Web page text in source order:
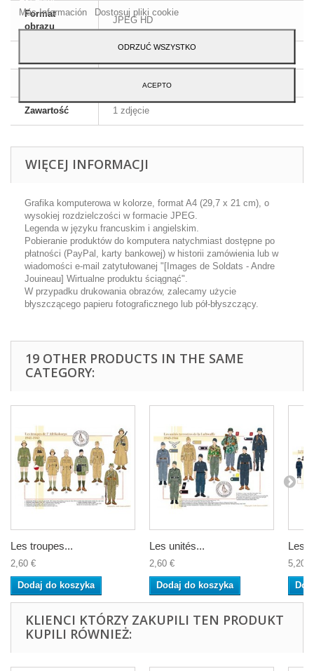
Format
obrazu
JPEG HD
Angielski i francuski
Zawartość 1 zdjęcie
WIĘCEJ INFORMACJI
Grafika komputerowa w kolorze, format A4 (29,7 x 21 cm), o
wysokiej rozdzielczości w formacie JPEG.
Legenda w języku francuskim i angielskim.
Pobieranie produktów do komputera natychmiast dostępne po
płatności (PayPal, karty bankowej) w historii zamówienia lub w
wiadomości e-mail zatytułowanej "[Images de Soldats - Andre
Jouineau] Wirtualne produktu ściągnąć".
W przypadku drukowania obrazów, zalecamy użycie
błyszczącego papieru fotograficznego lub pół-błyszczący.
19 OTHER PRODUCTS IN THE SAME
CATEGORY:
Les troupes...
2,60 €
Dodaj do koszyka
Les unités...
2,60 €
Dodaj do koszyka
Les
5,20 €
KLIENCI KTÓRZY ZAKUPILI TEN PRODUKT
KUPILI RÓWNIEŻ:
Más Información
Dostosuj pliki cookie
ODRZUĆ WSZYSTKO
ACEPTO